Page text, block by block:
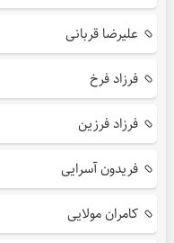
علیرضا قربانی
فرزاد فرخ
فرزاد فرزین
فریدون آسرایی
کامران مولایی